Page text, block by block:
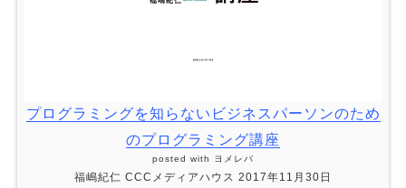
プログラミングを知らないビジネスパーソンのため
のプログラミング講座
posted with ヨメレバ
福嶋紀仁 CCCメディアハウス 2017年11月30日